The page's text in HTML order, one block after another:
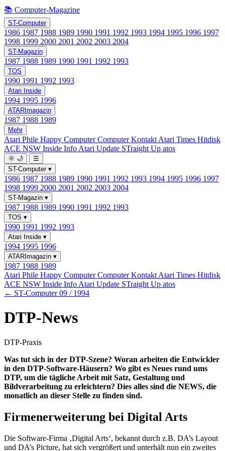
📚 Computer-Magazine
ST-Computer
1986 1987 1988 1989 1990 1991 1992 1993 1994 1995 1996 1997
1998 1999 2000 2001 2002 2003 2004
ST-Magazin
1987 1988 1989 1990 1991 1992 1993
TOS
1990 1991 1992 1993
Atari Inside
1994 1995 1996
ATARImagazin
1987 1988 1989
Mehr
Atari Phile Happy ComputerComputer Kontakt Atari Times Hitdisk
ACE NSW Inside Info Atari Update STraight Up atos
🌞 🌙
☰
ST-Computer ▾
1986 1987 1988 1989 1990 1991 1992 1993 1994 1995 1996 1997
1998 1999 2000 2001 2002 2003 2004
ST-Magazin ▾
1987 1988 1989 1990 1991 1992 1993
TOS ▾
1990 1991 1992 1993
Atari Inside ▾
1994 1995 1996
ATARImagazin ▾
1987 1988 1989
Atari Phile Happy ComputerComputer Kontakt Atari Times Hitdisk
ACE NSW Inside Info Atari Update STraight Up atos
← ST-Computer 09 / 1994
DTP-News
DTP-Praxis
Was tut sich in der DTP-Szene? Woran arbeiten die Entwickler
in den DTP-Software-Häusern? Wo gibt es Neues rund ums
DTP, um die tägliche Arbeit mit Satz, Gestaltung und
Bildverarbeitung zu erleichtern? Dies alles sind die NEWS, die
monatlich an dieser Stelle zu finden sind.
Firmenerweiterung bei Digital Arts
Die Software-Firma ‚Digital Arts‘, bekannt durch z.B. DA’s Layout
und DA’s Picture, hat sich vergrößert und unterhält nun ein zweites